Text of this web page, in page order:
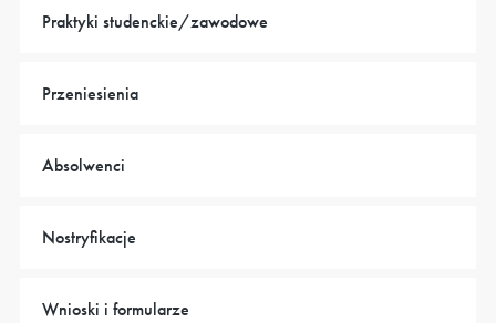
Praktyki studenckie/zawodowe
Przeniesienia
Absolwenci
Nostryfikacje
Wnioski i formularze